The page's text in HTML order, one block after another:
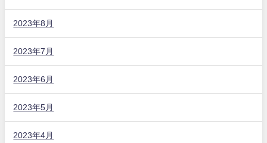
2023年8月
2023年7月
2023年6月
2023年5月
2023年4月